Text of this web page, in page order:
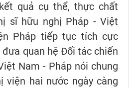
quả cụ thể, thực chất
sĩ hữu nghị Pháp - Việt
Pháp tiếp tục tích cực
quan hệ Đối tác chiến
Nam - Pháp nói chung
viện hai nước ngày càng